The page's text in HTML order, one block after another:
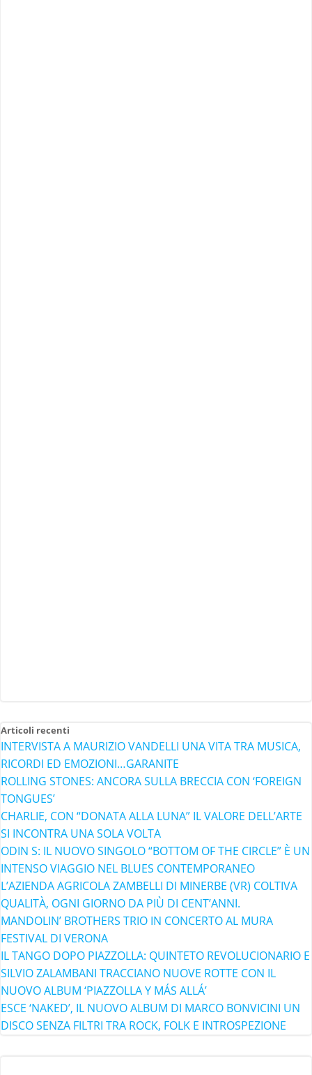
Articoli recenti
INTERVISTA A MAURIZIO VANDELLI UNA VITA TRA MUSICA,
RICORDI ED EMOZIONI…GARANITE
ROLLING STONES: ANCORA SULLA BRECCIA CON ‘FOREIGN
TONGUES’
CHARLIE, CON “DONATA ALLA LUNA” IL VALORE DELL’ARTE
SI INCONTRA UNA SOLA VOLTA
ODIN S: IL NUOVO SINGOLO “BOTTOM OF THE CIRCLE” È UN
INTENSO VIAGGIO NEL BLUES CONTEMPORANEO
L’AZIENDA AGRICOLA ZAMBELLI DI MINERBE (VR) COLTIVA
QUALITÀ, OGNI GIORNO DA PIÙ DI CENT’ANNI.
MANDOLIN’ BROTHERS TRIO IN CONCERTO AL MURA
FESTIVAL DI VERONA
IL TANGO DOPO PIAZZOLLA: QUINTETO REVOLUCIONARIO E
SILVIO ZALAMBANI TRACCIANO NUOVE ROTTE CON IL
NUOVO ALBUM ‘PIAZZOLLA Y MÁS ALLÁ’
ESCE ‘NAKED’, IL NUOVO ALBUM DI MARCO BONVICINI UN
DISCO SENZA FILTRI TRA ROCK, FOLK E INTROSPEZIONE